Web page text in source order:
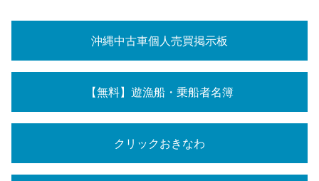
沖縄中古車個人売買掲示板
【無料】遊漁船・乗船者名簿
クリックおきなわ